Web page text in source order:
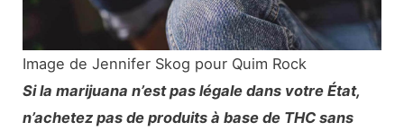
Image de Jennifer Skog pour Quim Rock
Si la marijuana n’est pas légale dans votre État,
n’achetez pas de produits à base de THC sans